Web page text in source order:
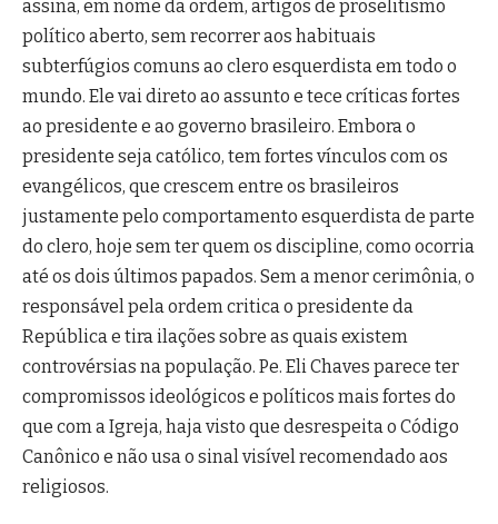
assina, em nome da ordem, artigos de proselitismo
político aberto, sem recorrer aos habituais
subterfúgios comuns ao clero esquerdista em todo o
mundo. Ele vai direto ao assunto e tece críticas fortes
ao presidente e ao governo brasileiro. Embora o
presidente seja católico, tem fortes vínculos com os
evangélicos, que crescem entre os brasileiros
justamente pelo comportamento esquerdista de parte
do clero, hoje sem ter quem os discipline, como ocorria
até os dois últimos papados. Sem a menor cerimônia, o
responsável pela ordem critica o presidente da
República e tira ilações sobre as quais existem
controvérsias na população. Pe. Eli Chaves parece ter
compromissos ideológicos e políticos mais fortes do
que com a Igreja, haja visto que desrespeita o Código
Canônico e não usa o sinal visível recomendado aos
religiosos.